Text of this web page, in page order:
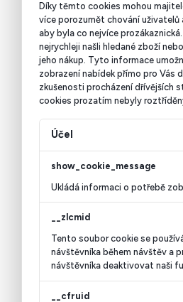
Díky těmto cookies mohou
více porozumět chování uživatelů
aby byla co nejvíce
nejrychleji našli hledané zboží
jeho nákup. Tyto informace
zobrazení nabídek přímo pro Vás
zkušenosti procházení dřívějších
cookies prozatím nebyly
Účel
show_cookie_message
Ukládá informaci o potřebě
__zlcmid
Tento soubor cookie se
návštěvníka během návštěv a
návštěvníka deaktivovat naši
__cfruid